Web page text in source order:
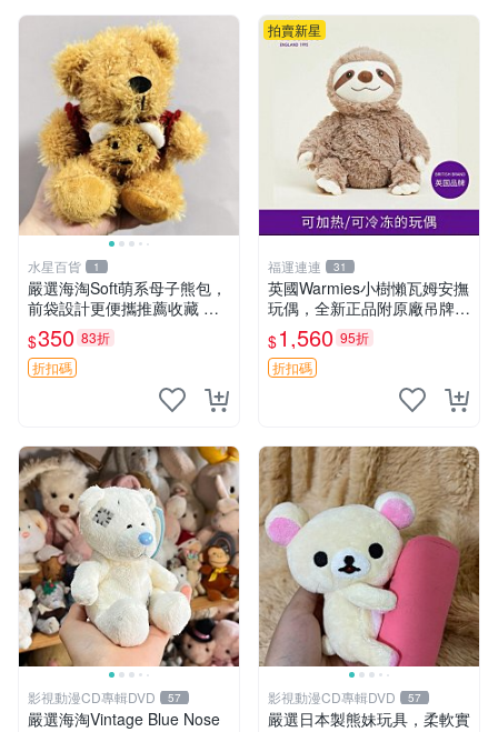
水星百貨 1
嚴選海淘Soft萌系母子熊包，
前袋設計更便攜推薦收藏 母
子熊 軟綿綿 包包
$350 83折
折扣碼
拍賣新星
福運連連 31
英國Warmies小樹懶瓦姆安撫
玩偶，全新正品附原廠吊牌與
防塵袋，內藏薰衣草可加熱，
適合各個年齡層，冷暖兩用享
受抱抱樂趣，不容錯過嚴選好
$1,560 95折
折扣碼
影視動漫CD專輯DVD 57
嚴選海淘Vintage Blue Nose
影視動漫CD專輯DVD 57
嚴選日本製熊妹玩具，柔軟實